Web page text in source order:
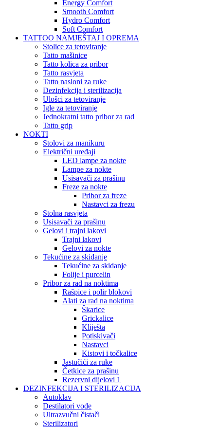
Energy Comfort
Smooth Comfort
Hydro Comfort
Soft Comfort
TATTOO NAMJEŠTAJ I OPREMA
Stolice za tetoviranje
Tatto mašinice
Tatto kolica za pribor
Tatto rasvjeta
Tatto nasloni za ruke
Dezinfekcija i sterilizacija
Ulošci za tetoviranje
Igle za tetoviranje
Jednokratni tatto pribor za rad
Tatto grip
NOKTI
Stolovi za manikuru
Električni uređaji
LED lampe za nokte
Lampe za nokte
Usisavači za prašinu
Freze za nokte
Pribor za freze
Nastavci za frezu
Stolna rasvjeta
Usisavači za prašinu
Gelovi i trajni lakovi
Trajni lakovi
Gelovi za nokte
Tekućine za skidanje
Tekućine za skidanje
Folije i purcelin
Pribor za rad na noktima
Rašpice i polir blokovi
Alati za rad na noktima
Škarice
Grickalice
Kliješta
Potiskivači
Nastavci
Kistovi i točkalice
Jastučići za ruke
Četkice za prašinu
Rezervni dijelovi 1
DEZINFEKCIJA I STERILIZACIJA
Autoklav
Destilatori vode
Ultrazvučni čistači
Sterilizatori